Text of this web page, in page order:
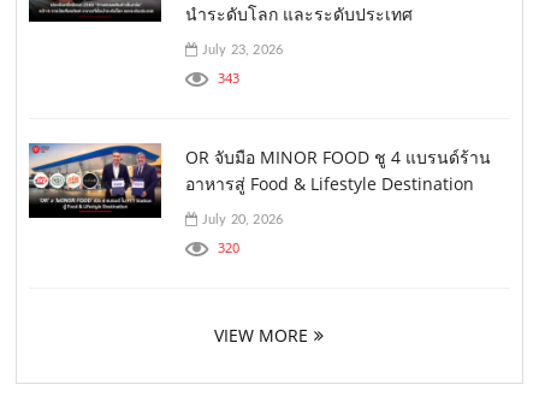
นำระดับโลก และระดับประเทศ
July 23, 2026
343
OR จับมือ MINOR FOOD ชู 4 แบรนด์ร้าน
อาหารสู่ Food & Lifestyle Destination
July 20, 2026
320
VIEW MORE